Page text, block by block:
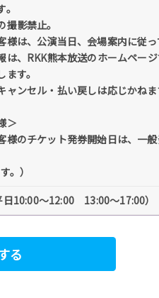
影禁止。
は、公演当日、会場案内に従っ
、RKK熊本放送のホームページ
す。
ンセル・払い戻しは応じかねま
＞
のチケット発券開始日は、一
。）
10:00～12:00 13:00～17:00）
る